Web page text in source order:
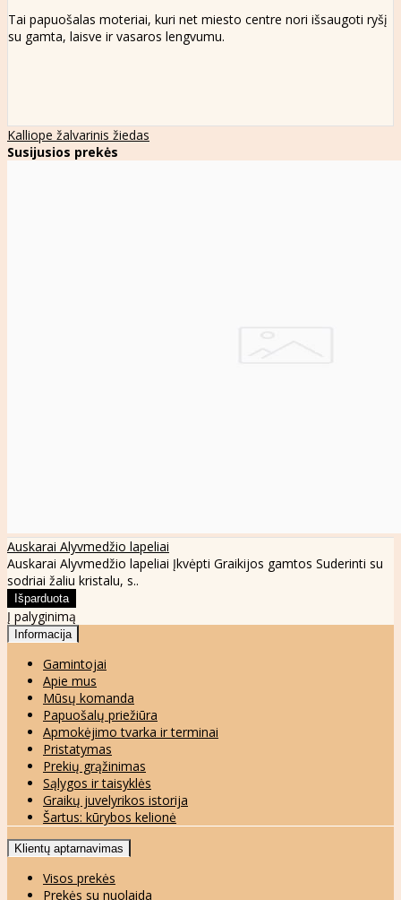
Tai papuošalas moteriai, kuri net miesto centre nori išsaugoti ryšį
su gamta, laisve ir vasaros lengvumu.
Kalliope žalvarinis žiedas
Susijusios prekės
Auskarai Alyvmedžio lapeliai
Auskarai Alyvmedžio lapeliai Įkvėpti Graikijos gamtos Suderinti su
sodriai žaliu kristalu, s..
Į palyginimą
Informacija
Gamintojai
Apie mus
Mūsų komanda
Papuošalų priežiūra
Apmokėjimo tvarka ir terminai
Pristatymas
Prekių grąžinimas
Sąlygos ir taisyklės
Graikų juvelyrikos istorija
Šartus: kūrybos kelionė
Klientų aptarnavimas
Visos prekės
Prekės su nuolaida